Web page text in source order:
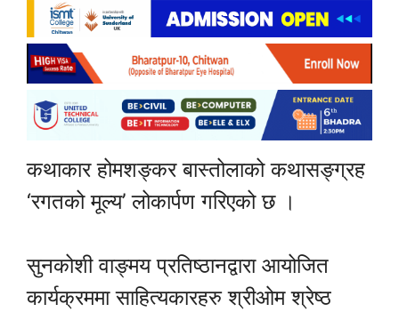
कथाकार होमशङ्कर बास्तोलाको कथासङ्ग्रह
‘रगतको मूल्य’ लोकार्पण गरिएको छ ।
सुनकोशी वाङ्मय प्रतिष्ठानद्वारा आयोजित
कार्यक्रममा साहित्यकारहरु श्रीओम श्रेष्ठ